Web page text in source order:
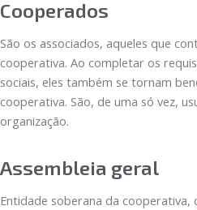
Cooperados
São os associados, aqueles que
cooperativa. Ao completar os
sociais, eles também se tornam
cooperativa. São, de uma só vez,
organização.
Assembleia geral
Entidade soberana da